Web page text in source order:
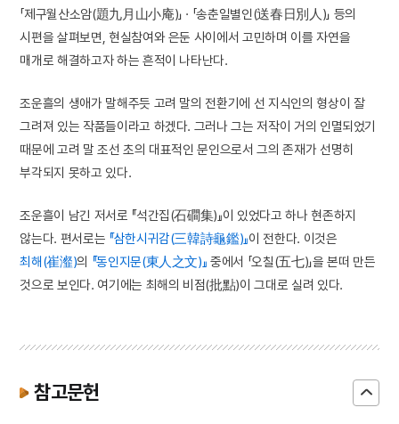
「제구월산소암(題九月山小庵)」 · 「송춘일별인(送春日別人)」 등의
시편을 살펴보면, 현실참여와 은둔 사이에서 고민하며 이를 자연을
매개로 해결하고자 하는 흔적이 나타난다.
조운흘의 생애가 말해주듯 고려 말의 전환기에 선 지식인의 형상이 잘
그려져 있는 작품들이라고 하겠다. 그러나 그는 저작이 거의 인멸되었기
때문에 고려 말 조선 초의 대표적인 문인으로서 그의 존재가 선명히
부각되지 못하고 있다.
조운흘이 남긴 저서로 『석간집(石磵集)』이 있었다고 하나 현존하지
않는다. 편서로는 『삼한시귀감(三韓詩龜鑑)』이 전한다. 이것은
최해(崔瀣)의 『동인지문(東人之文)』 중에서 「오칠(五七)」을 본떠 만든
것으로 보인다. 여기에는 최해의 비점(批點)이 그대로 실려 있다.
참고문헌